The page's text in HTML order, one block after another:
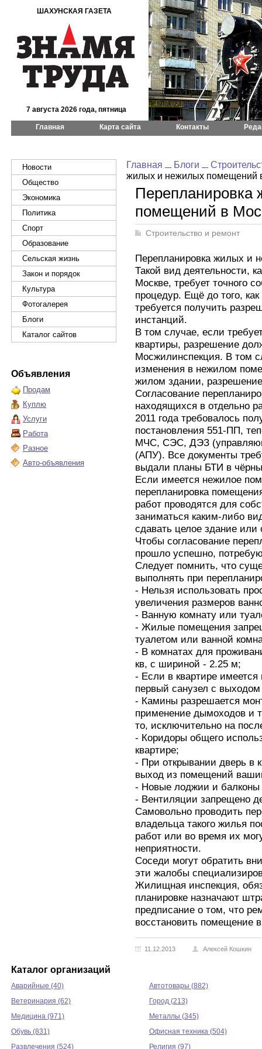
ШАХУНСКАЯ ГАЗЕТА
7 августа 2026 года, пятница
Главная Карта сайта Контакты
Новости
Общество
Экономика
Политика
Спорт
Образование
Сельская жизнь
Закон и порядок
Культура
Фотогалерея
Блоги
Каталог сайтов
Объявления
Продам
Куплю
Услуги
Работа
Разное
Авто-объявления
Главная Блоги
жилых и нежилых помещений
помещений в
Строительство и ремонт
Перепланировка жилых и
Такой вид деятельности,
Москве, требует точного
процедур. Ещё до того,
требуется получить
инстанций.
В том случае, если
квартиры, разрешение
Мосжилинспекция. В том
изменения в нежилом
жилом здании,
Согласование
находящихся в отдельно
2011 года требовалось
постановления 551-ПП,
МЧС, СЭС, ДЭЗ
(АПУ). Все документы
выдали планы БТИ в
Если имеется нежилое
перепланировка
работ проводятся для
заниматься каким-либо
сдавать целое здание или
Чтобы согласование
прошло успешно,
Следует помнить, что
выполнять при
- Нельзя использовать
увеличения размеров
- Ванную комнату или
- Жилые помещения
туалетом или ванной
- В комнатах для
кв, с шириной - 2.25 м;
- Если в квартире имеется
первый санузел с
- Камины разрешается
применение дымоходов и
то, исключительно на
- Коридоры общего
квартире;
- При открывании дверь в
выход из помещений
- Новые лоджии и балконы
- Вентиляции запрещено
Самовольно проводить
владельца такого жилья
работ или во время их
неприятности.
Соседи могут обратить
эти жалобы
Жилищная инспекция,
планировке назначают
предписание о том, что
восстановить помещение
11.12.2013 Алексей Кошкин
Каталог организаций
Аварийные (40)
Автотовары (882)
Ветеринария (62)
Город (213)
Медицина (971)
Металлы (345)
Обувь (831)
Офисная техника (504)
Развлечения (524)
Религия (97)